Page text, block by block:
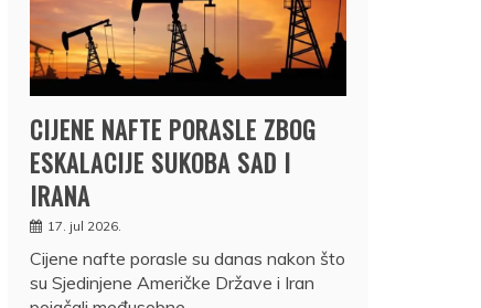
CIJENE NAFTE PORASLE ZBOG
ESKALACIJE SUKOBA SAD I
IRANA
17. jul 2026.
Cijene nafte porasle su danas nakon što
su Sjedinjene Američke Države i Iran